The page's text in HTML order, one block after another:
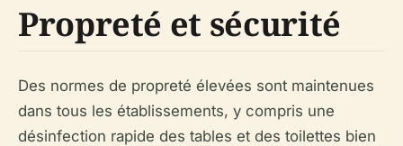
Propreté et sécurité
Des normes de propreté élevées sont maintenues
dans tous les établissements, y compris une
désinfection rapide des tables et des toilettes bien